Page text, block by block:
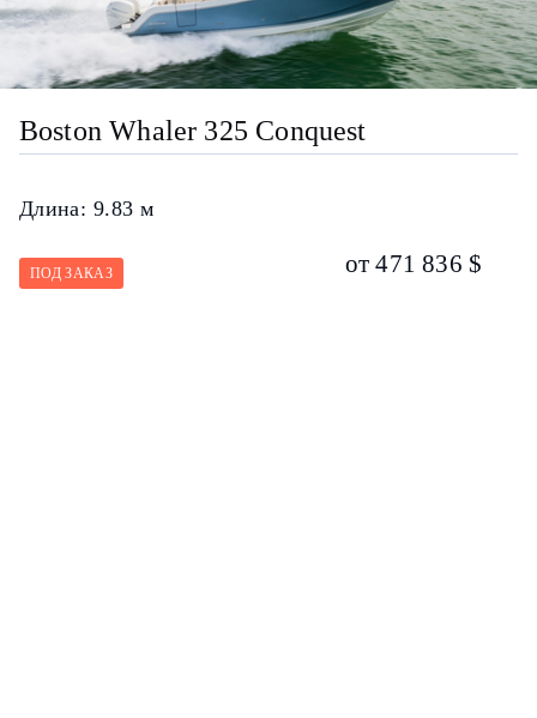
Boston Whaler 325 Conquest
Длина: 9.83 м
ПОД ЗАКАЗ от 471 836 $